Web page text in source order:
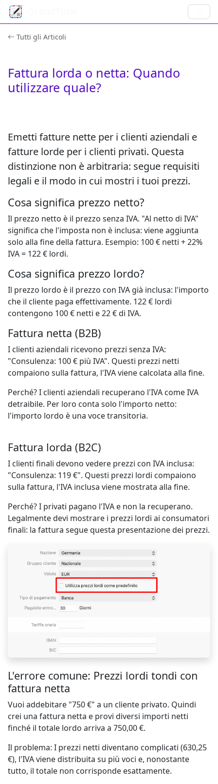
Tutti gli Articoli
Fattura lorda o netta: Quando
utilizzare quale?
Emetti fatture nette per i clienti aziendali e
fatture lorde per i clienti privati. Questa
distinzione non è arbitraria: segue requisiti
legali e il modo in cui mostri i tuoi prezzi.
Cosa significa prezzo netto?
Il prezzo netto è il prezzo senza IVA. "Al netto di IVA"
significa che l'imposta non è inclusa: viene aggiunta
solo alla fine della fattura. Esempio: 100 € netti + 22%
IVA = 122 € lordi.
Cosa significa prezzo lordo?
Il prezzo lordo è il prezzo con IVA già inclusa: l'importo
che il cliente paga effettivamente. 122 € lordi
contengono 100 € netti e 22 € di IVA.
Fattura netta (B2B)
I clienti aziendali ricevono prezzi senza IVA:
"Consulenza: 100 € più IVA". Questi prezzi netti
compaiono sulla fattura, l'IVA viene calcolata alla fine.
Perché? I clienti aziendali recuperano l'IVA come IVA
detraibile. Per loro conta solo l'importo netto:
l'importo lordo è una voce transitoria.
Fattura lorda (B2C)
I clienti finali devono vedere prezzi con IVA inclusa:
"Consulenza: 119 €". Questi prezzi lordi compaiono
sulla fattura, l'IVA inclusa viene mostrata alla fine.
Perché? I privati pagano l'IVA e non la recuperano.
Legalmente devi mostrare i prezzi lordi ai consumatori
finali: la fattura segue questa presentazione dei prezzi.
L'errore comune: Prezzi lordi tondi con
fattura netta
Vuoi addebitare "750 €" a un cliente privato. Quindi
crei una fattura netta e provi diversi importi netti
finché il totale lordo arriva a 750,00 €.
Il problema: I prezzi netti diventano complicati (630,25
€), l'IVA viene distribuita su più voci e, nonostante
tutto, il totale non corrisponde esattamente.